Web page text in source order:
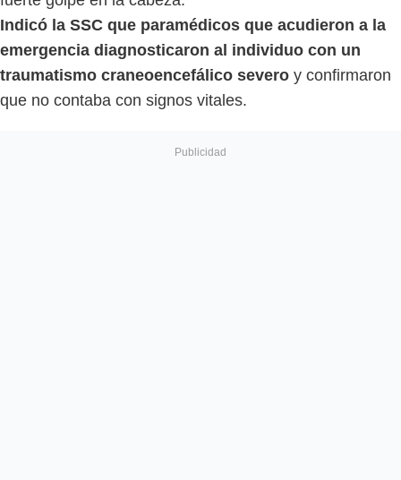
Indicó la SSC que paramédicos que acudieron a la
emergencia diagnosticaron al individuo con un
traumatismo craneoencefálico severo y confirmaron
que no contaba con signos vitales.